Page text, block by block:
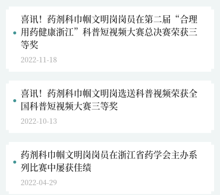
喜讯！药剂科巾帼文明岗岗员在第二届“合理
用药健康浙江”科普短视频大赛总决赛荣获三
等奖
2022-11-18
喜讯！药剂科巾帼文明岗选送科普视频荣获全
国科普短视频大赛三等奖
2022-10-13
药剂科巾帼文明岗岗员在浙江省药学会主办系
列比赛中屡获佳绩
2022-04-29